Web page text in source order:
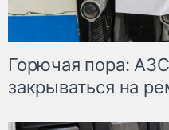
Горючая пора:
закрываться на